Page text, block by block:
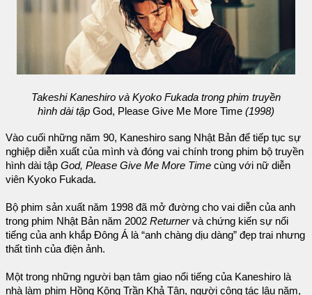
Takeshi Kaneshiro và Kyoko Fukada trong phim truyền
hình dài tập God, Please Give Me More Time (1998)
Vào cuối những năm 90, Kaneshiro sang Nhật Bản để tiếp tục sự
nghiệp diễn xuất của mình và đóng vai chính trong phim bộ truyền
hình dài tập God, Please Give Me More Time cùng với nữ diễn
viên Kyoko Fukada.
Bộ phim sản xuất năm 1998 đã mở đường cho vai diễn của anh
trong phim Nhật Bản năm 2002 Returnervà chứng kiến sự nổi
tiếng của anh khắp Đông Á là “anh chàng dịu dàng” đẹp trai nhưng
thất tình của điện ảnh.
Một trong những người bạn tâm giao nổi tiếng của Kaneshiro là
nhà làm phim Hồng Kông Trần Khả Tân, người cộng tác lâu năm,